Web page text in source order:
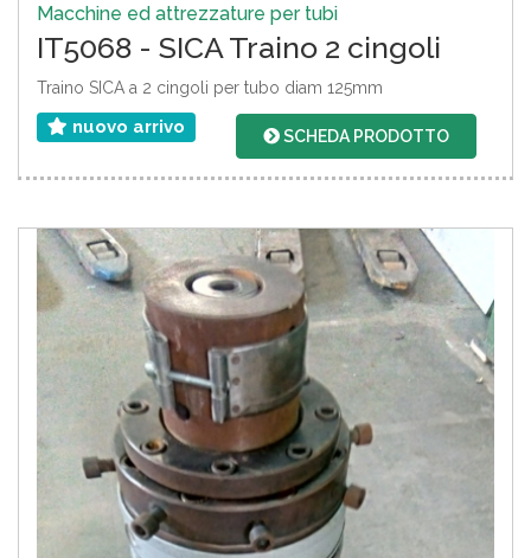
Macchine ed attrezzature per tubi
IT5068 - SICA Traino 2 cingoli
Traino SICA a 2 cingoli per tubo diam 125mm
nuovo arrivo SCHEDA PRODOTTO